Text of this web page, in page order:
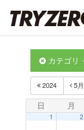
カテゴリ
2024 5月
日 月
1 2